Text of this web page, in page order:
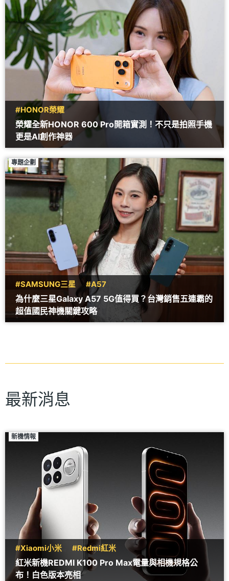
#HONOR榮耀
榮耀全新HONOR 600 Pro開箱實測！不只是拍照手機
更是AI創作神器
專題企劃
#SAMSUNG三星 #A57
為什麼三星Galaxy A57 5G值得買？台灣銷售五連霸的
超值國民神機關鍵攻略
最新消息
新機情報
#Xiaomi小米 #Redmi紅米
紅米新機REDMI K100 Pro Max電量與相機規格公
布！白色版本亮相